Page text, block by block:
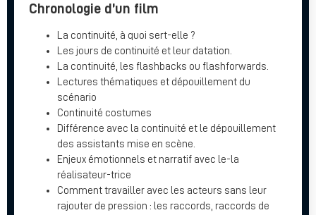
Chronologie d’un film
La continuité, à quoi sert-elle ?
Les jours de continuité et leur datation.
La continuité, les flashbacks ou flashforwards.
Lectures thématiques et dépouillement du
scénario
Continuité costumes
Différence avec la continuité et le dépouillement
des assistants mise en scène.
Enjeux émotionnels et narratif avec le-la
réalisateur-trice
Comment travailler avec les acteurs sans leur
rajouter de pression : les raccords, raccords de